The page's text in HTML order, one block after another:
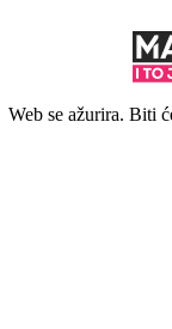
Web se ažurira. Biti